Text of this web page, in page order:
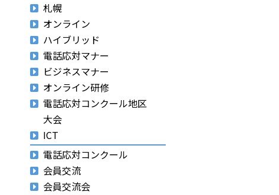
札幌
オンライン
ハイブリッド
電話応対マナー
ビジネスマナー
オンライン研修
電話応対コンクール地区
大会
ICT
電話応対コンクール
会員交流
会員交流会